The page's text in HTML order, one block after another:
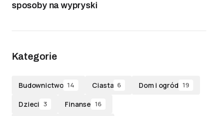
sposoby na wypryski
Kategorie
Budownictwo 14 Ciasta 6 Dom i ogród 19
Dzieci 3 Finanse 16